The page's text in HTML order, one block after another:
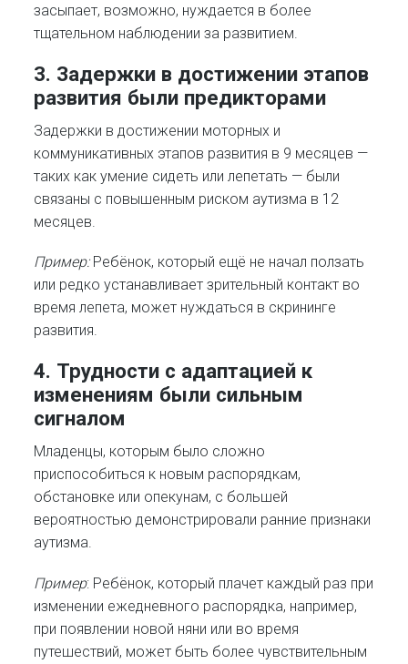
засыпает, возможно, нуждается в более
тщательном наблюдении за развитием.
3. Задержки в достижении этапов
развития были предикторами
Задержки в достижении моторных и
коммуникативных этапов развития в 9 месяцев —
таких как умение сидеть или лепетать — были
связаны с повышенным риском аутизма в 12
месяцев.​
Пример:Ребёнок, который ещё не начал ползать
или редко устанавливает зрительный контакт во
время лепета, может нуждаться в скрининге
развития.​
4. Трудности с адаптацией к
изменениям были сильным
сигналом
Младенцы, которым было сложно
приспособиться к новым распорядкам,
обстановке или опекунам, с большей
вероятностью демонстрировали ранние признаки
аутизма.​
Пример: Ребёнок, который плачет каждый раз при
изменении ежедневного распорядка, например,
при появлении новой няни или во время
путешествий, может быть более чувствительным